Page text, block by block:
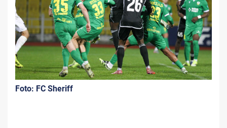
Foto: FC Sheriff